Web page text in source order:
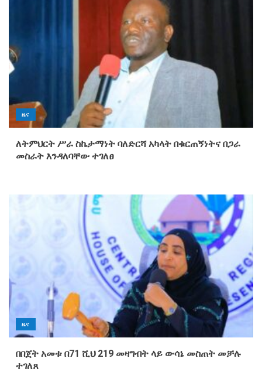
ዜና
ለትምህርት ሥራ ስኬታማነት ባለድርሻ አካላት በቁርጠኝነትና በጋራ
መስራት እንዳለባቸው ተገለፀ
ዜና
በበጀት አመቱ በ71 ሺህ 219 መዛግብት ላይ ውሳኔ መስጠት መቻሉ
ተገለጸ